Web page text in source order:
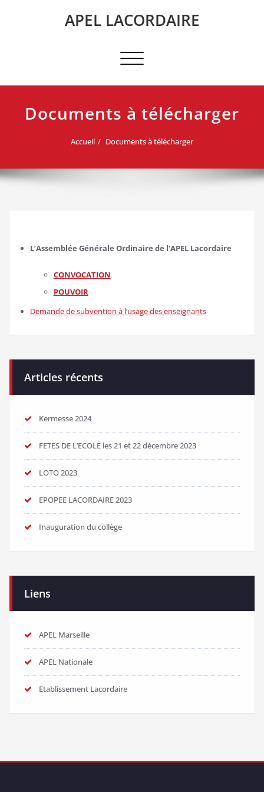
APEL LACORDAIRE
Afficher/masquer
navigation
Documents à télécharger
Accueil Documents à télécharger
L’Assemblée Générale Ordinaire de l’APEL Lacordaire
CONVOCATION
POUVOIR
Demande de subvention à l’usage des enseignants
Articles récents
Kermesse 2024
FETES DE L’ECOLE les 21 et 22 décembre 2023
LOTO 2023
EPOPEE LACORDAIRE 2023
Inauguration du collège
Liens
APEL Marseille
APEL Nationale
Etablissement Lacordaire